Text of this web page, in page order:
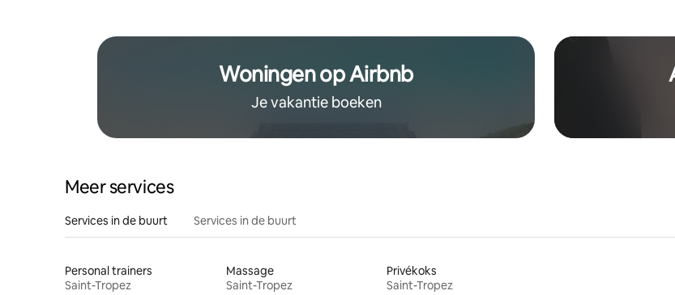
Woningen op Airbnb
Je vakantie boeken
Meer services
Services in de buurt Services in de buurt
Personal trainers
Saint-Tropez
Massage
Saint-Tropez
Privékoks
Saint-Tropez